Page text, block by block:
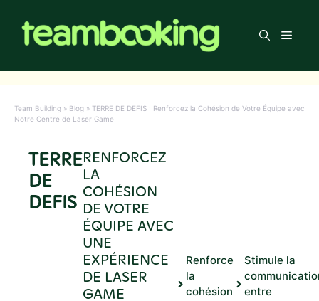
contenu
Menu
Team Building » Blog » TERRE DE DEFIS : Renforcez la Cohésion de Votre Équipe avec
Notre Centre de Laser Game
TERRE
DE
DEFIS
RENFORCEZ
LA
COHÉSION
DE VOTRE
ÉQUIPE AVEC
UNE
EXPÉRIENCE
DE LASER
GAME
Renforce
la
cohésion
Stimule la
entre